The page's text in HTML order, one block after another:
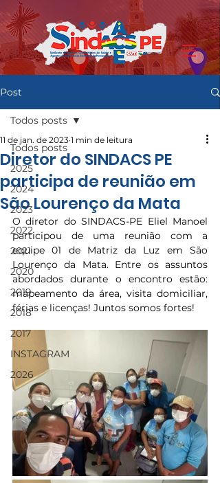
Post
Todos posts
2025
2024
2023
2022
2021
2020
2019
2018
2017
INSTAGRAM
2026
Todos posts
Diretor do SINDACS PE
participa de reunião em
São Lourenço da Mata
11 de jan. de 2023 1 min de leitura
O diretor do SINDACS-PE Eliel Manoel
participou de uma reunião com a
equipe 01 de Matriz da Luz em São
Lourenço da Mata. Entre os assuntos
abordados durante o encontro estão:
mapeamento da área, visita domiciliar,
férias e licenças! Juntos somos fortes!